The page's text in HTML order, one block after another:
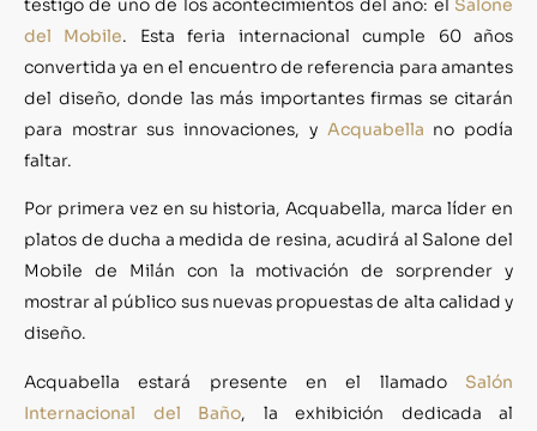
testigo de uno de los acontecimientos del año: el Salone
del Mobile. Esta feria internacional cumple 60 años
convertida ya en el encuentro de referencia para amantes
del diseño, donde las más importantes firmas se citarán
para mostrar sus innovaciones, y Acquabella no podía
faltar.
Por primera vez en su historia, Acquabella, marca líder en
platos de ducha a medida de resina, acudirá al Salone del
Mobile de Milán con la motivación de sorprender y
mostrar al público sus nuevas propuestas de alta calidad y
diseño.
Acquabella estará presente en el llamado Salón
Internacional del Baño, la exhibición dedicada al